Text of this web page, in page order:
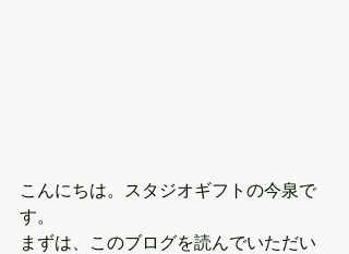
こんにちは。スタジオギフトの今泉で
す。
まずは、このブログを読んでいただい